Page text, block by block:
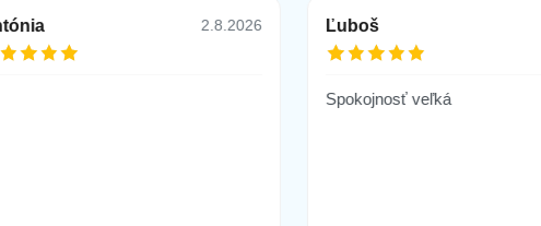
2.8.2026 Ľuboš
Spokojnosť veľká